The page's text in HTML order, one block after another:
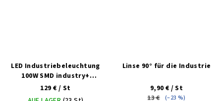
LED Industriebeleuchtung
100W SMD industry+
Kaltweiß
129 € / St
Linse 90° für die Industrie
9,90 € / St
13 € (–23 %)